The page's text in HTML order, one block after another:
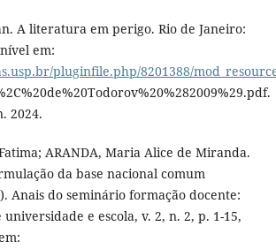
A literatura em perigo. Rio de Janeiro:
em:
pluginfile.php/8201388/
2024.
ARANDA, Maria Alice de Miranda.
da base nacional comum
Anais do seminário formação docente:
e escola, v. 2, n. 2, p. 1-15,